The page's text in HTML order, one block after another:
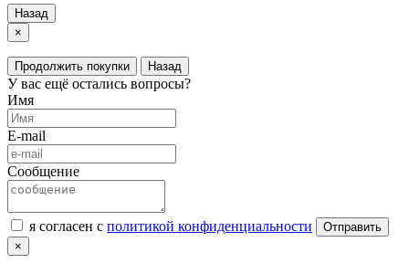
Назад
×
Продолжить покупки Назад
У вас ещё остались вопросы?
Имя
E-mail
Сообщение
я согласен с политикой конфиденциальности
Отправить
×